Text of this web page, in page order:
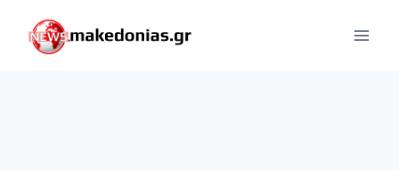
content